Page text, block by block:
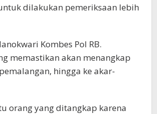
dilakukan pemeriksaan lebih
Kombes Pol RB.
memastikan akan menangkap
hingga ke akar-
orang yang ditangkap karena